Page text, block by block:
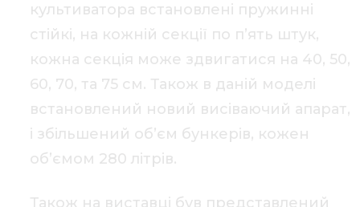
культиватора встановлені пружинні
стійкі, на кожній секції по п’ять штук,
кожна секція може здвигатися на 40, 50,
60, 70, та 75 см. Також в даній моделі
встановлений новий висіваючий апарат,
і збільшений об’єм бункерів, кожен
об’ємом 280 літрів.
Також на виставці був представлений